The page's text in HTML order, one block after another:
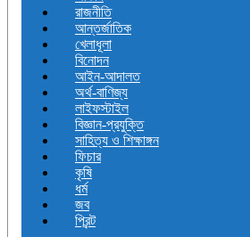
রাজনীতি
আন্তর্জাতিক
খেলাধূলা
বিনোদন
আইন-আদালত
অর্থ-বাণিজ্য
লাইফস্টাইল
বিজ্ঞান-প্রযুক্তি
সাহিত্য ও শিক্ষাঙ্গন
ফিচার
কৃষি
ধর্ম
জব
প্রিন্ট